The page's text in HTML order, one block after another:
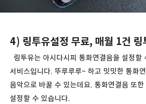
4) 링투유설정 무료, 매월 1건 링
링투유는 아시다시피 통화연결음을 설정할
서비스입니다. 뚜루루루~ 하고 밋밋한 통화
음악으로 바꿀 수 있는데요. 통화연결음 또
설정할 수 있습니다.